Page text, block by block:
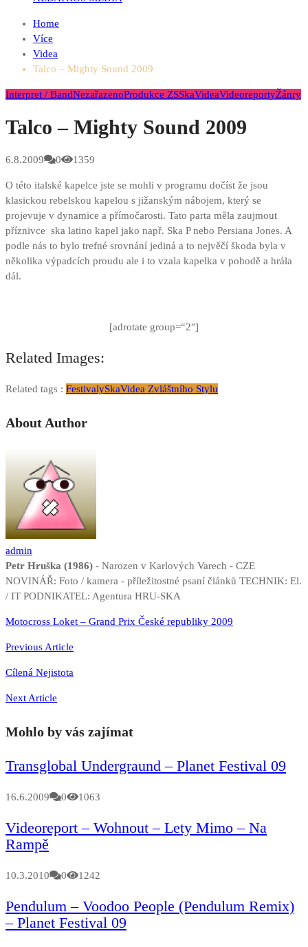
Home
Více
Videa
Talco – Mighty Sound 2009
Interpret / BandNezařazenoProdukce ZSSkaVideaVideoreportyŽánry
Talco – Mighty Sound 2009
6.8.2009 0 1359
O této italské kapelce jste se mohli v programu dočíst že jsou
klasickou rebelskou kapelou s jižanským nábojem, který se
projevuje v dynamice a přímočarosti. Tato parta měla zaujmout
příznivce ska latino kapel jako např. Ska P nebo Persiana Jones. A
podle nás to bylo trefné srovnání jediná a to nejvěčí škoda byla v
několika výpadcích proudu ale i to vzala kapelka v pohodě a hrála
dál.
[adrotate group=“2″]
Related Images:
Related tags : FestivalySkaVidea Zvláštního Stylu
About Author
admin
Petr Hruška (1986) - Narozen v Karlových Varech - CZE
NOVINÁŘ: Foto / kamera - příležitostné psaní článků TECHNIK: El.
/ IT PODNIKATEL: Agentura HRU-SKA
Navigace
pro
Motocross Loket – Grand Prix České republiky 2009
Previous Article
Cílená Nejistota
Next Article
Mohlo by vás zajímat
Transglobal Undergraund – Planet Festival 09
16.6.2009 0 1063
Videoreport – Wohnout – Lety Mimo – Na
Rampě
10.3.2010 0 1242
Pendulum – Voodoo People (Pendulum Remix)
– Planet Festival 09